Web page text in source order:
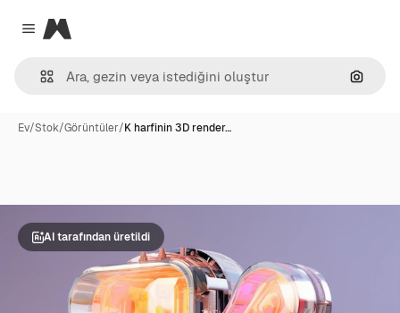
Close menu
Magnific
Ev/Stok/Görüntüler/K harfinin 3D render…
AI tarafından üretildi